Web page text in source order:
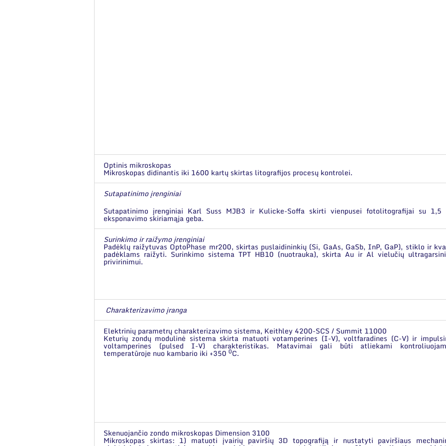
Optinis mikroskopas
Mikroskopas didinantis iki 1600 kartų skirtas litografijos procesų kontrolei.
Sutapatinimo įrenginiai
Sutapatinimo įrenginiai Karl Suss MJB3 ir Kulicke-Soffa skirti vienpusei fotolitografijai su 1,5
eksponavimo skiriamąja geba.
Surinkimo ir raižymo įrenginiai
Padėklų raižytuvas OptoPhase mr200, skirtas puslaidininkių (Si, GaAs, GaSb, InP, GaP), stiklo ir
padėklams raižyti. Surinkimo sistema TPT HB10 (nuotrauka), skirta Au ir Al vielučių
privirinimui.
Charakterizavimo įranga
Elektrinių parametrų charakterizavimo sistema, Keithley 4200-SCS / Summit 11000
Keturių zondų modulinė sistema skirta matuoti votamperines (I-V), voltfaradines (C-V) ir
voltamperines (pulsed I-V) charakteristikas. Matavimai gali būti atliekami
temperatūroje nuo kambario iki +350 0C.
Skenuojančio zondo mikroskopas Dimension 3100
Mikroskopas skirtas: 1) matuoti įvairių paviršių 3D topografiją ir nustatyti paviršiaus